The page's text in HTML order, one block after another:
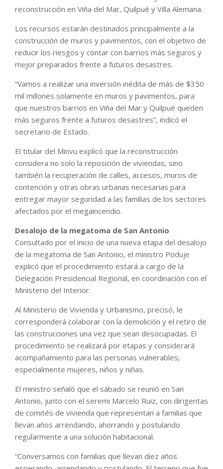
reconstrucción en Viña del Mar, Quilpué y Villa Alemana.
Los recursos estarán destinados principalmente a la
construcción de muros y pavimentos, con el objetivo de
reducir los riesgos y contar con barrios más seguros y
mejor preparados frente a futuros desastres.
“Vamos a realizar una inversión inédita de más de $350
mil millones solamente en muros y pavimentos, para
que nuestros barrios en Viña del Mar y Quilpué queden
más seguros frente a futuros desastres”, indicó el
secretario de Estado.
El titular del Minvu explicó que la reconstrucción
considera no solo la reposición de viviendas, sino
también la recuperación de calles, accesos, muros de
contención y otras obras urbanas necesarias para
entregar mayor seguridad a las familias de los sectores
afectados por el megaincendio.
Desalojo de la megatoma de San Antonio
Consultado por el inicio de una nueva etapa del desalojo
de la megatoma de San Antonio, el ministro Poduje
explicó que el procedimiento estará a cargo de la
Delegación Presidencial Regional, en coordinación con el
Ministerio del Interior.
Al Ministerio de Vivienda y Urbanismo, precisó, le
corresponderá colaborar con la demolición y el retiro de
las construcciones una vez que sean desocupadas. El
procedimiento se realizará por etapas y considerará
acompañamiento para las personas vulnerables,
especialmente mujeres, niños y niñas.
El ministro señaló que el sábado se reunió en San
Antonio, junto con el seremi Marcelo Ruiz, con dirigentas
de comités de vivienda que representan a familias que
llevan años arrendando, ahorrando y postulando
regularmente a una solución habitacional.
“Conversamos con familias que llevan diez años